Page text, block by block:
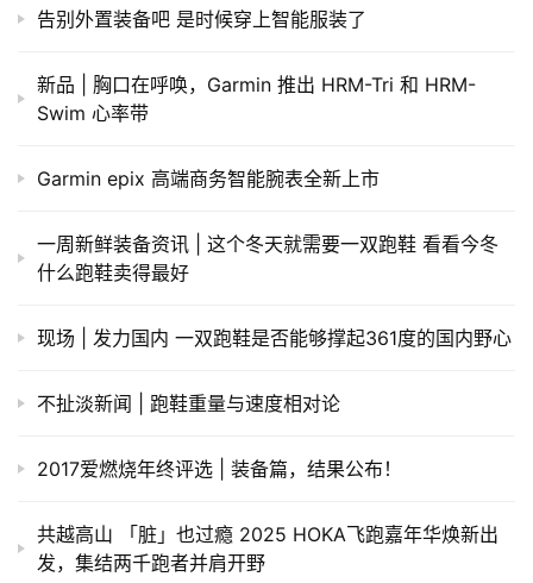
告别外置装备吧 是时候穿上智能服装了
新品 | 胸口在呼唤，Garmin 推出 HRM-Tri 和 HRM-
Swim 心率带
Garmin epix 高端商务智能腕表全新上市
一周新鲜装备资讯 | 这个冬天就需要一双跑鞋 看看今冬
什么跑鞋卖得最好
现场 | 发力国内 一双跑鞋是否能够撑起361度的国内野心
不扯淡新闻 | 跑鞋重量与速度相对论
2017爱燃烧年终评选 | 装备篇，结果公布！
共越高山 「脏」也过瘾 2025 HOKA飞跑嘉年华焕新出
发，集结两千跑者并肩开野